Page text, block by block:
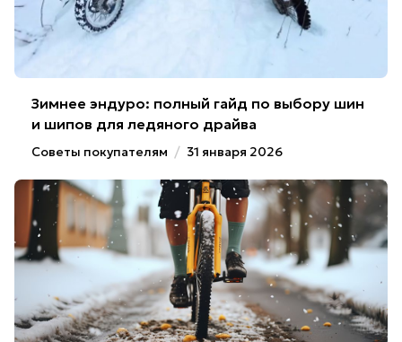
Зимнее эндуро: полный гайд по выбору шин
и шипов для ледяного драйва
Советы покупателям / 31 января 2026